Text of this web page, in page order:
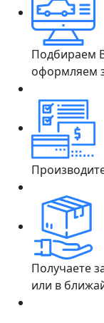
Подбираем
оформляем
Получаете
или в